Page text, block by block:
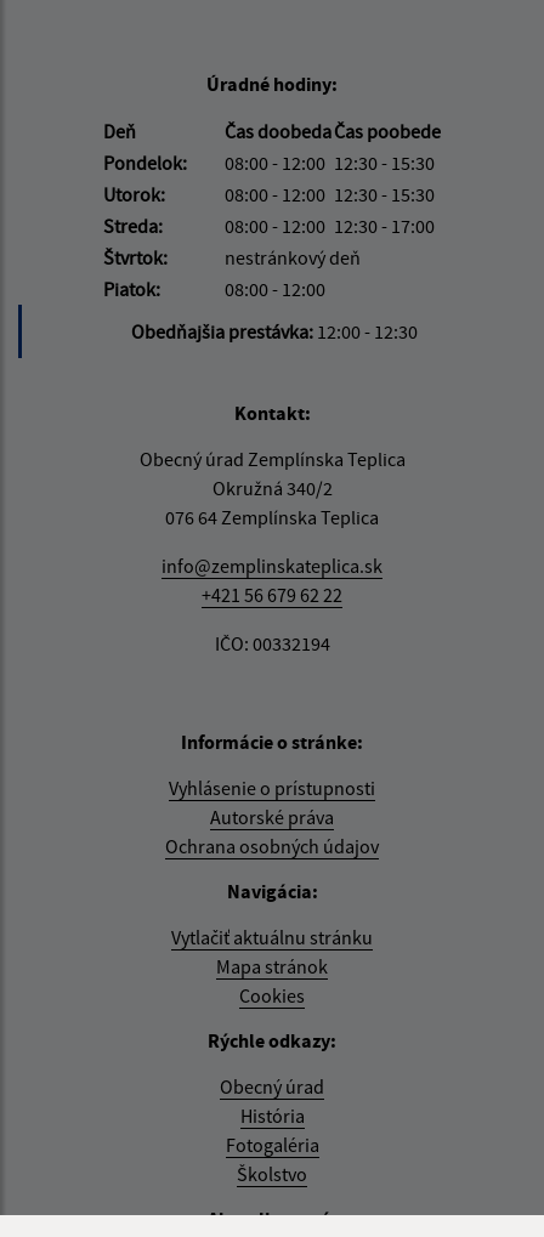
Úradné hodiny:
Deň
Čas doobedaČas poobede
Pondelok:
08:00 - 12:00 12:30 - 15:30
Utorok:
08:00 - 12:00 12:30 - 15:30
Streda:
08:00 - 12:00 12:30 - 17:00
Štvrtok:
nestránkový deň
Piatok:
08:00 - 12:00
Obedňajšia prestávka: 12:00 - 12:30
Kontakt:
Obecný úrad Zemplínska Teplica
Okružná 340/2
076 64 Zemplínska Teplica
info@zemplinskateplica.sk
+421 56 679 62 22
IČO: 00332194
Informácie o stránke:
Vyhlásenie o prístupnosti
Autorské práva
Ochrana osobných údajov
Navigácia:
Vytlačiť aktuálnu stránku
Mapa stránok
Cookies
Rýchle odkazy:
Obecný úrad
História
Fotogaléria
Školstvo
Aktualizované: